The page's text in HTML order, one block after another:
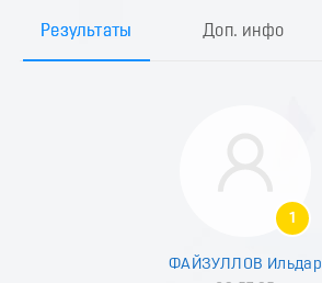
Результаты Доп. инфо
1
ФАЙЗУЛЛОВ Ильдар